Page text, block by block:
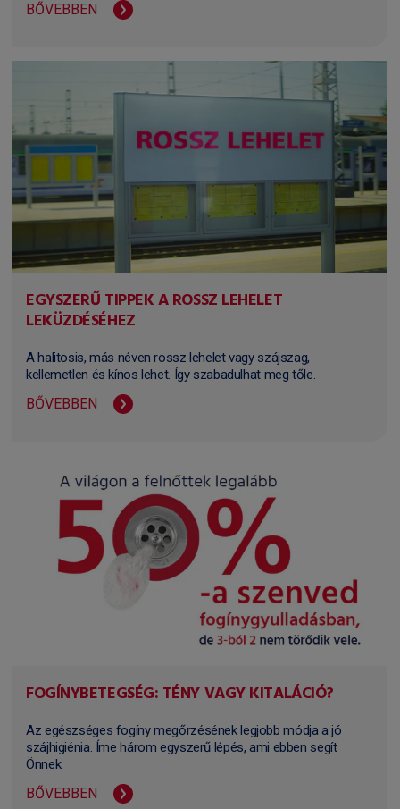
BŐVEBBEN
EGYSZERŰ TIPPEK A ROSSZ LEHELET
LEKÜZDÉSÉHEZ
A halitosis, más néven rossz lehelet vagy szájszag,
kellemetlen és kínos lehet. Így szabadulhat meg tőle.
BŐVEBBEN
FOGÍNYBETEGSÉG: TÉNY VAGY KITALÁCIÓ?
Az egészséges fogíny megőrzésének legjobb módja a jó
szájhigiénia. Íme három egyszerű lépés, ami ebben segít
Önnek.
BŐVEBBEN